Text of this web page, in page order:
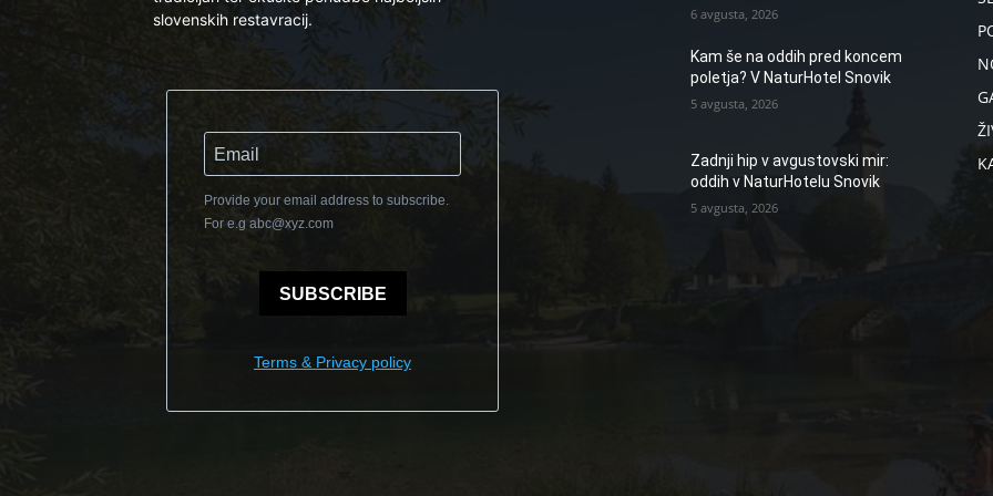
slovenskih restavracij.
Provide your email address to subscribe.
For e.g abc@xyz.com
SUBSCRIBE
Terms & Privacy policy
6 avgusta, 2026
Kam še na oddih pred koncem
poletja? V NaturHotel Snovik
5 avgusta, 2026
Zadnji hip v avgustovski mir:
oddih v NaturHotelu Snovik
5 avgusta, 2026